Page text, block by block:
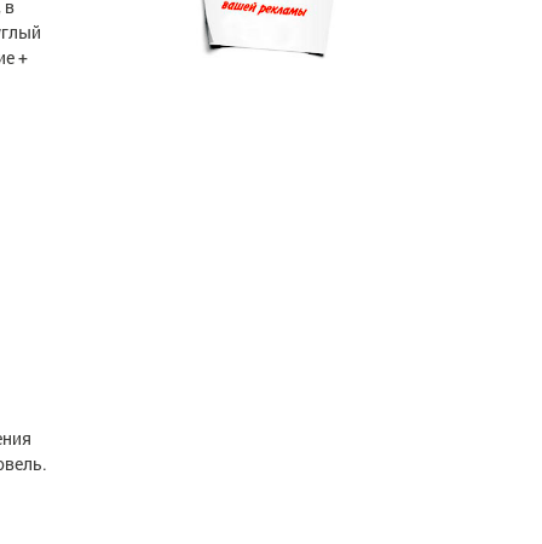
в
+